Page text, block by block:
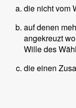
die nicht vom
auf denen
angekreuzt
Wille des
die einen